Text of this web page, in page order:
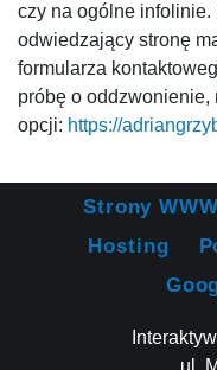
czy na ogólne
odwiedzający stronę
formularza
próbę o oddzwonienie,
opcji: https://
Strony WWW
Hosting
ul.